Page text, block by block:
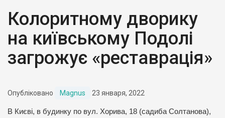
Колоритному дворику
на київському Подолі
загрожує «реставрація»
Опубліковано Magnus 23 января, 2022
В Києві, в будинку по вул. Хорива, 18 (садиба Солтанова),